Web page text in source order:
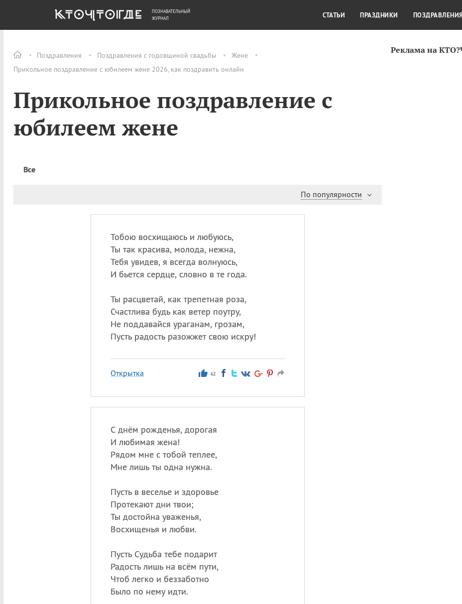
Поздравления Поздравления с годовщиной свадьбы
Жене
Прикольное поздравление с юбилеем жене 2026, как поздравить онлайн
Прикольное поздравление с
юбилеем жене
Все
По популярности
Тобою восхищаюсь и любуюсь,
Ты так красива, молода, нежна,
Тебя увидев, я всегда волнуюсь,
И бьется сердце, словно в те года.
Ты расцветай, как трепетная роза,
Счастлива будь как ветер поутру,
Не поддавайся ураганам, грозам,
Пусть радость разожжет свою искру!
Открытка 62
С днём рожденья, дорогая
И любимая жена!
Рядом мне с тобой теплее,
Мне лишь ты одна нужна.
Пусть в веселье и здоровье
Протекают дни твои;
Ты достойна уваженья,
Восхищенья и любви.
Пусть Судьба тебе подарит
Радость лишь на всём пути,
Чтоб легко и беззаботно
Было по нему идти.
Реклама на
ОБЩЕСТВО ДЕНЬГИ КУЛЬТУРА КРАСОТА
ПОЗНАВАТЕЛЬНЫЙ
ЖУРНАЛ
СТАТЬИ ПРАЗДНИКИ ПОЗДРАВЛЕНИЯ